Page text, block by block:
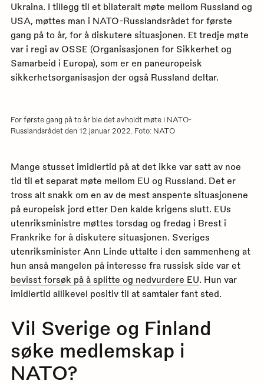
Ukraina. I tillegg til et bilateralt møte mellom Russland og
USA, møttes man i NATO-Russlandsrådet for første
gang på to år, for å diskutere situasjonen. Et tredje møte
var i regi av OSSE (Organisasjonen for Sikkerhet og
Samarbeid i Europa), som er en paneuropeisk
sikkerhetsorganisasjon der også Russland deltar.
For første gang på to år ble det avholdt møte i NATO-
Russlandsrådet den 12.januar 2022. Foto: NATO
Mange stusset imidlertid på at det ikke var satt av noe
tid til et separat møte mellom EU og Russland. Det er
tross alt snakk om en av de mest anspente situasjonene
på europeisk jord etter Den kalde krigens slutt. EUs
utenriksministre møttes torsdag og fredag i Brest i
Frankrike for å diskutere situasjonen. Sveriges
utenriksminister Ann Linde uttalte i den sammenheng at
hun anså mangelen på interesse fra russisk side var et
bevisst forsøk på å splitte og nedvurdere EU. Hun var
imidlertid allikevel positiv til at samtaler fant sted.
Vil Sverige og Finland
søke medlemskap i
NATO?